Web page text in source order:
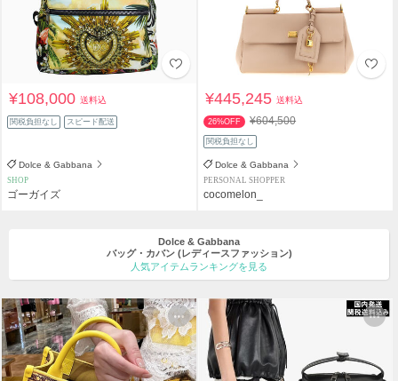
¥108,000送料込
関税負担なし スピード配送
Dolce & Gabbana
SHOP
ゴーガイズ
¥445,245送料込
26%OFF ¥604,500
関税負担なし
Dolce & Gabbana
PERSONAL SHOPPER
cocomelon_
Dolce & Gabbana
バッグ・カバン (レディースファッション)
人気アイテムランキングを見る